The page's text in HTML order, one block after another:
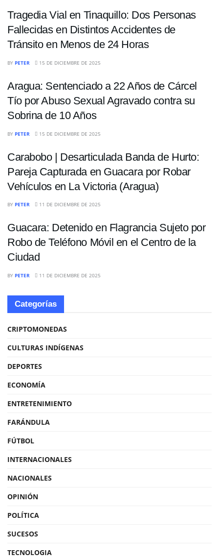
Tragedia Vial en Tinaquillo: Dos Personas
Fallecidas en Distintos Accidentes de
Tránsito en Menos de 24 Horas
BY PETER 15 DE DICIEMBRE DE 2025
Aragua: Sentenciado a 22 Años de Cárcel
Tío por Abuso Sexual Agravado contra su
Sobrina de 10 Años
BY PETER 15 DE DICIEMBRE DE 2025
Carabobo | Desarticulada Banda de Hurto:
Pareja Capturada en Guacara por Robar
Vehículos en La Victoria (Aragua)
BY PETER 11 DE DICIEMBRE DE 2025
Guacara: Detenido en Flagrancia Sujeto por
Robo de Teléfono Móvil en el Centro de la
Ciudad
BY PETER 11 DE DICIEMBRE DE 2025
Categorías
CRIPTOMONEDAS
CULTURAS INDÍGENAS
DEPORTES
ECONOMÍA
ENTRETENIMIENTO
FARÁNDULA
FÚTBOL
INTERNACIONALES
NACIONALES
OPINIÓN
POLÍTICA
SUCESOS
TECNOLOGIA